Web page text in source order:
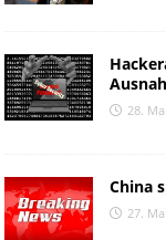
28.
China
27.